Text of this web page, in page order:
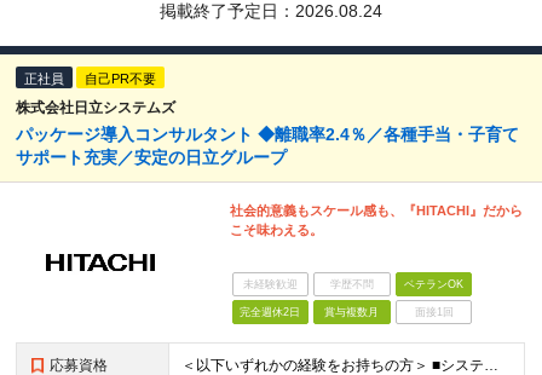
掲載終了予定日： 2026.08.24
正社員 自己PR不要
株式会社日立システムズ
パッケージ導入コンサルタント ◆離職率2.4％／各種手当・子育て
サポート充実／安定の日立グループ
社会的意義もスケール感も、『HITACHI』だから
こそ味わえる。
未経験歓迎 学歴不問 ベテランOK
完全週休2日 賞与複数月 面接1回
応募資格 ＜以下いずれかの経験をお持ちの方＞ ■システム開発におけるPMやコンサルタントの経験 ■プリセールスやソリューション拡販の経験 ■パッケージシステム導入の経験 ※顧客との交渉や要件定義などの経験をお